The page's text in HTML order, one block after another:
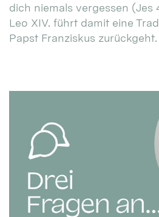
dich niemals vergessen (Jes
Leo XIV. führt damit eine
Papst Franziskus zurückgeht.